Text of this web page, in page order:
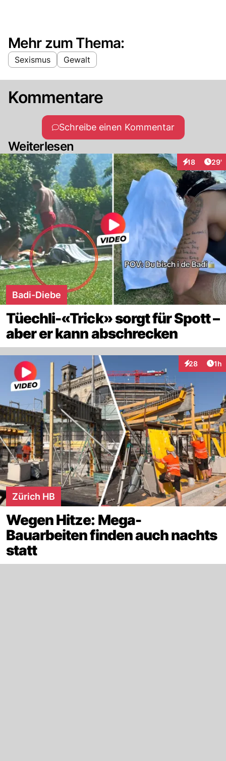
Mehr zum Thema:
Sexismus Gewalt
Kommentare
Schreibe einen Kommentar
Weiterlesen
18
Interaktionen
29'
Badi-Diebe
Tüechli-«Trick» sorgt für Spott –
aber er kann abschrecken
28
Interaktionen
1h
Zürich HB
Wegen Hitze: Mega-
Bauarbeiten finden auch nachts
statt